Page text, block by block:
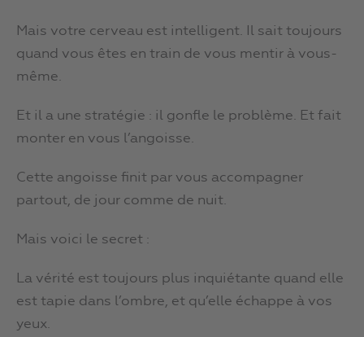
Mais votre cerveau est intelligent. Il sait toujours
quand vous êtes en train de vous mentir à vous-
même.
Et il a une stratégie : il gonfle le problème. Et fait
monter en vous l’angoisse.
Cette angoisse finit par vous accompagner
partout, de jour comme de nuit.
Mais voici le secret :
La vérité est toujours plus inquiétante quand elle
est tapie dans l’ombre, et qu’elle échappe à vos
yeux.